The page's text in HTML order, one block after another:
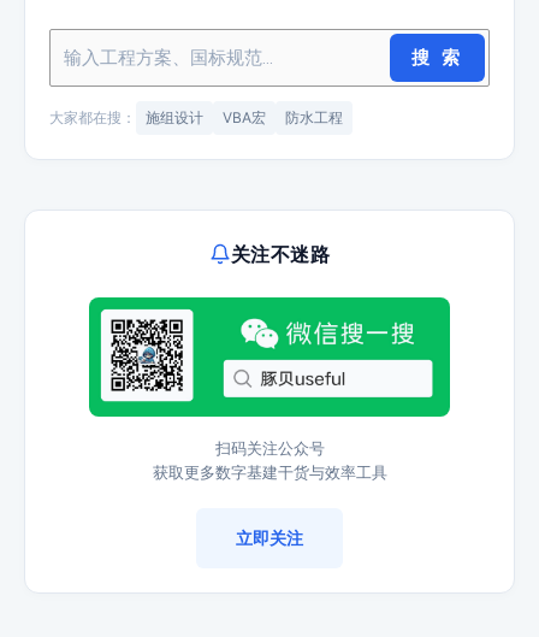
搜 索
大家都在搜： 施组设计 VBA宏 防水工程
关注不迷路
扫码关注公众号
获取更多数字基建干货与效率工具
立即关注